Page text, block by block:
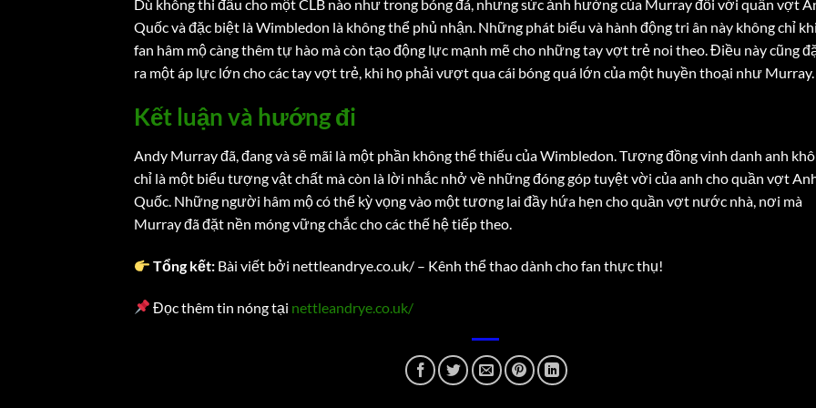
Dù không thi đấu cho một CLB nào như trong bóng đá, nhưng sức ảnh hưởng của Murray đối với quần vợt
Quốc và đặc biệt là Wimbledon là không thể phủ nhận. Những phát biểu và hành động tri ân này không chỉ
fan hâm mộ càng thêm tự hào mà còn tạo động lực mạnh mẽ cho những tay vợt trẻ noi theo. Điều này cũng
ra một áp lực lớn cho các tay vợt trẻ, khi họ phải vượt qua cái bóng quá lớn của một huyền thoại như Murray.
Kết luận và hướng đi
Andy Murray đã, đang và sẽ mãi là một phần không thể thiếu của Wimbledon. Tượng đồng vinh danh anh
chỉ là một biểu tượng vật chất mà còn là lời nhắc nhở về những đóng góp tuyệt vời của anh cho quần vợt
Quốc. Những người hâm mộ có thể kỳ vọng vào một tương lai đầy hứa hẹn cho quần vợt nước nhà, nơi mà
Murray đã đặt nền móng vững chắc cho các thế hệ tiếp theo.
Tổng kết: Bài viết bởi nettleandrye.co.uk/ – Kênh thể thao dành cho fan thực thụ!
Đọc thêm tin nóng tại nettleandrye.co.uk/